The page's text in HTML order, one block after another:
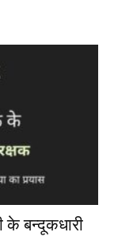
के बन्दूकधारी